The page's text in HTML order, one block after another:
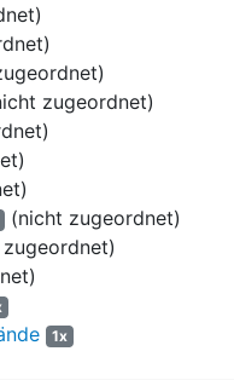
K. A. verheiratet, die in
mitarbeitet. Die Ehe ist
gibt der
Umsatz von 59.000 €,
2013 einen Gewinn
Jahr 2014 schätzt er
monatlich 326 € an die
und 309 € an die
Ehefrau 126 € für die
zugeordnet)
(nicht zugeordnet)
1x